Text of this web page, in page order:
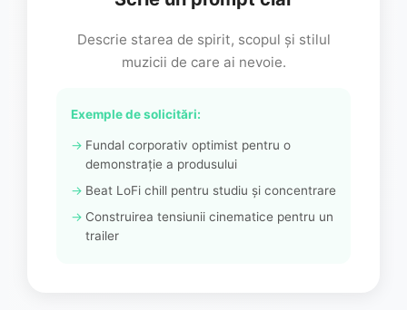
Descrie starea de spirit, scopul și stilul
muzicii de care ai nevoie.
Exemple de solicitări:
Fundal corporativ optimist pentru o
demonstrație a produsului
Beat LoFi chill pentru studiu și concentrare
Construirea tensiunii cinematice pentru un
trailer